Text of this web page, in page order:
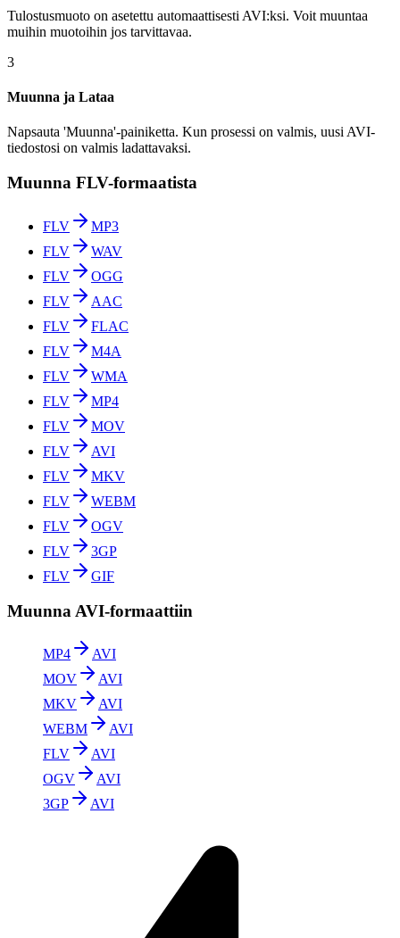
Tulostusmuoto on asetettu automaattisesti AVI:ksi. Voit muuntaa
muihin muotoihin jos tarvittavaa.
3
Muunna ja Lataa
Napsauta 'Muunna'-painiketta. Kun prosessi on valmis, uusi AVI-
tiedostosi on valmis ladattavaksi.
Muunna FLV-formaatista
FLV
MP3
FLV
WAV
FLV
OGG
FLV
AAC
FLV
FLAC
FLV
M4A
FLV
WMA
FLV
MP4
FLV
MOV
FLV
AVI
FLV
MKV
FLV
WEBM
FLV
OGV
FLV
3GP
FLV
GIF
Muunna AVI-formaattiin
MP4
AVI
MOV
AVI
MKV
AVI
WEBM
AVI
FLV
AVI
OGV
AVI
3GP
AVI